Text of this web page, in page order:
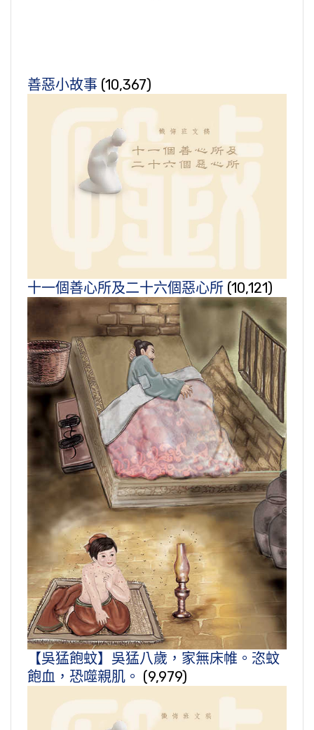
善惡小故事 (10,367)
十一個善心所及二十六個惡心所 (10,121)
【吳猛飽蚊】吳猛八歲，家無床帷。恣蚊
飽血，恐噬親肌。 (9,979)